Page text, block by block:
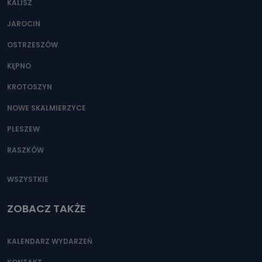
Można to zrobić pod numerem telefonu 62 735-51-05 lub
KALISZ
JAROCIN
OSTRZESZÓW
KĘPNO
KROTOSZYN
NOWE SKALMIERZYCE
PLESZEW
RASZKÓW
WSZYSTKIE
ZOBACZ TAKŻE
KALENDARZ WYDARZEŃ